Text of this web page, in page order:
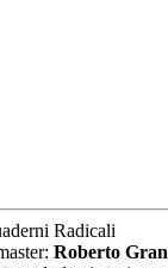
Radicali
Roberto